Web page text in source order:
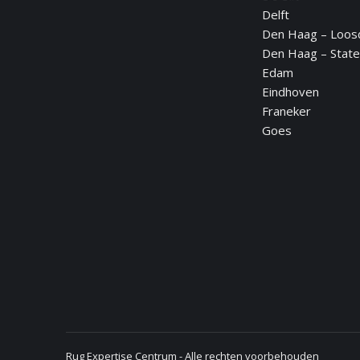
Delft
Den Haag –
Den Haag –
Edam
Eindhoven
Franeker
Goes
Rug Expertise Centrum - Alle rechten voorbehouden